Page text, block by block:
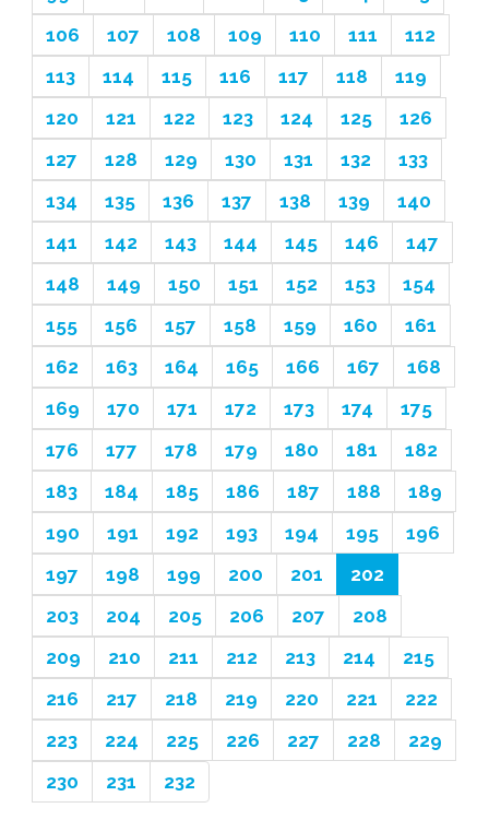
106
107 108 109 110 111
112
113
114 115 116 117 118
119
120
121 122 123 124 125
126
127
128 129 130 131 132
133
134
135 136 137 138 139
140
141
142 143 144 145 146
147
148
149 150 151 152 153
154
155
156 157 158 159 160
161
162
163 164 165 166 167
168
169
170 171 172 173 174
175
176
177 178 179 180 181
182
183
184 185 186 187 188
189
190
191 192 193 194 195
196
197
198 199 200 201
202
203
204 205 206 207
208
209
210 211 212 213 214
215
216
217 218 219 220 221
222
223
224 225 226 227 228
229
230
231 232